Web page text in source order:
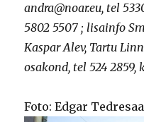
andra@noar.eu, tel
5802 5507 ; lisainfo
Kaspar Alev, Tartu
osakond, tel 524 2859,
Foto: Edgar